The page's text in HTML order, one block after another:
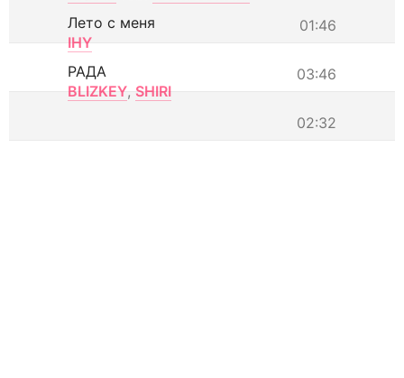
01:46
Лето с меня
IHY
03:46
РАДА
BLIZKEY, SHIRI
02:32